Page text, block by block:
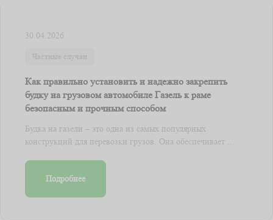
30.04.2026
Частные случаи
Как правильно установить и надежно закрепить
будку на грузовом автомобиле Газель к раме
безопасным и прочным способом
Будка на газели – это одна из самых популярных
конструкций для перевозки грузов. Она обеспечивает ...
Подробнее